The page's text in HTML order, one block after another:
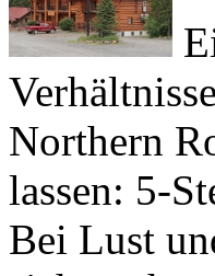
Northern
lassen: 5-
Bei Lust
sich auch